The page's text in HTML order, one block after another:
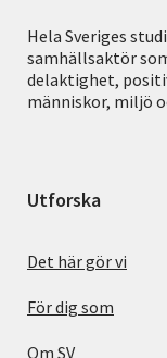
Hela Sveriges
samhällsaktör
delaktighet,
människor, miljö
Utforska
Det här gör vi
För dig som
Om SV